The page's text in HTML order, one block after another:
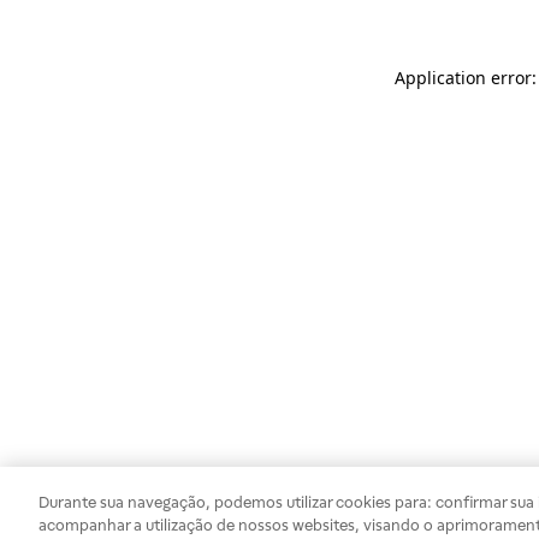
Application
Durante sua navegação, podemos utilizar cookies para: confirmar
acompanhar a utilização de nossos websites, visando o